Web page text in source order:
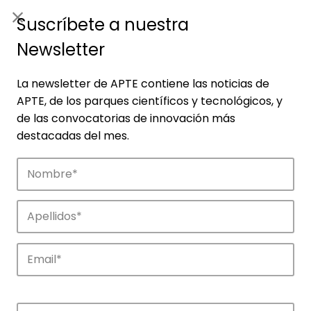
Empresas
Descubre las empresas que impulsan la
innovación en los parques de APTE.
Suscríbete a nuestra
Newsletter
La newsletter de APTE contiene las noticias de
APTE, de los parques científicos y tecnológicos, y
de las convocatorias de innovación más
destacadas del mes.